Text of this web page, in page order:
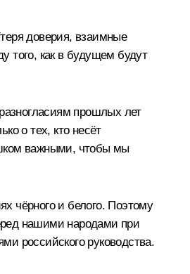
доверия, взаимные
того, как в будущем будут
прошлых лет
о тех, кто несёт
важными, чтобы мы
чёрного и белого. Поэтому
нашими народами при
российского руководства.